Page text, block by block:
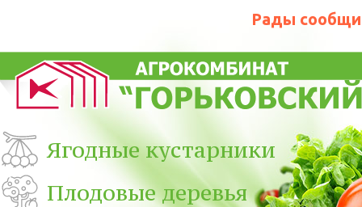
Рады
Ягодные кустарники
Плодовые деревья